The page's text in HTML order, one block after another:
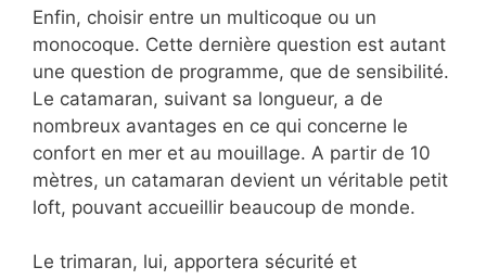
Enfin, choisir entre un multicoque ou un
monocoque. Cette dernière question est autant
une question de programme, que de sensibilité.
Le catamaran, suivant sa longueur, a de
nombreux avantages en ce qui concerne le
confort en mer et au mouillage. A partir de 10
mètres, un catamaran devient un véritable petit
loft, pouvant accueillir beaucoup de monde.
Le trimaran, lui, apportera sécurité et